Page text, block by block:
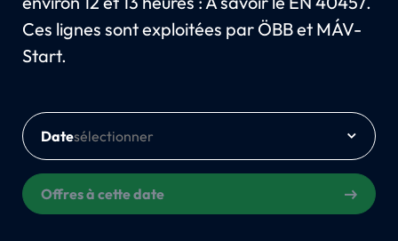
Ces lignes sont exploitées par ÖBB et MÁV-
Start.
Date
Offres à cette date